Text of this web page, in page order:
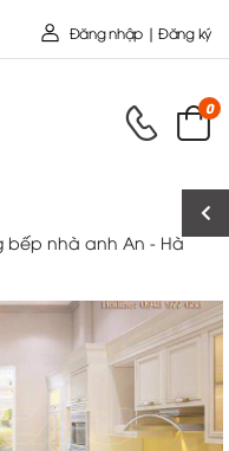
- Công ty cổ Phần SIMEHOME
Đăng nhập | Đăng ký
0
bếp nhà anh An - Hà